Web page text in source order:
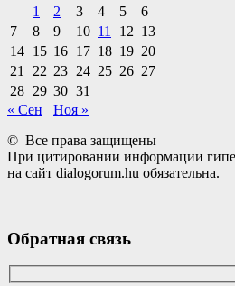
1
2 3 4 5
6
7
8 9 10 11 12 13
14 15 16 17 18 19 20
21
22 23 24 25 26 27
28 29 30 31
« Сен
Ноя »
© Все права защищены
При цитировании информации
на сайт dialogorum.hu обязательна.
Обратная связь